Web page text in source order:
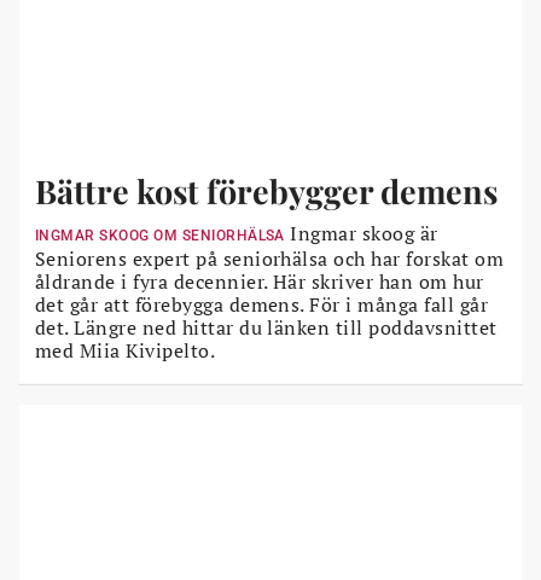
Bättre kost förebygger demens
INGMAR SKOOG OM SENIORHÄLSA Ingmar skoog är
Seniorens expert på seniorhälsa och har forskat om
åldrande i fyra decennier. Här skriver han om hur
det går att förebygga demens. För i många fall går
det. Längre ned hittar du länken till poddavsnittet
med Miia Kivipelto.